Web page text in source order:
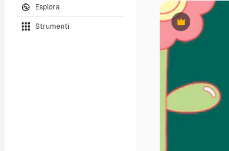
Esplora
Strumenti Premium